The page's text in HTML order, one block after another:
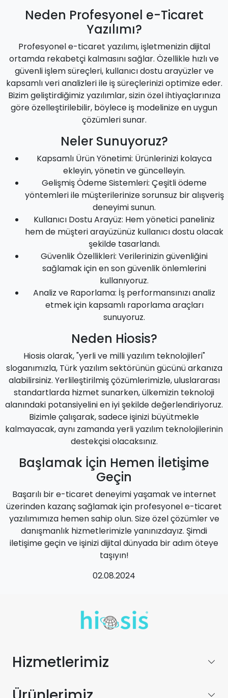
Neden Profesyonel e-Ticaret
Yazılımı?
Profesyonel e-ticaret yazılımı, işletmenizin dijital
ortamda rekabetçi kalmasını sağlar. Özellikle hızlı ve
güvenli işlem süreçleri, kullanıcı dostu arayüzler ve
kapsamlı veri analizleri ile iş süreçlerinizi optimize eder.
Bizim geliştirdiğimiz yazılımlar, sizin özel ihtiyaçlarınıza
göre özelleştirilebilir, böylece iş modelinize en uygun
çözümleri sunar.
Neler Sunuyoruz?
Kapsamlı Ürün Yönetimi: Ürünlerinizi kolayca
ekleyin, yönetin ve güncelleyin.
Gelişmiş Ödeme Sistemleri: Çeşitli ödeme
yöntemleri ile müşterilerinize sorunsuz bir alışveriş
deneyimi sunun.
Kullanıcı Dostu Arayüz: Hem yönetici paneliniz
hem de müşteri arayüzünüz kullanıcı dostu olacak
şekilde tasarlandı.
Güvenlik Özellikleri: Verilerinizin güvenliğini
sağlamak için en son güvenlik önlemlerini
kullanıyoruz.
Analiz ve Raporlama: İş performansınızı analiz
etmek için kapsamlı raporlama araçları
sunuyoruz.
Neden Hiosis?
Hiosis olarak, "yerli ve milli yazılım teknolojileri"
sloganımızla, Türk yazılım sektörünün gücünü arkanıza
alabilirsiniz. Yerlileştirilmiş çözümlerimizle, uluslararası
standartlarda hizmet sunarken, ülkemizin teknoloji
alanındaki potansiyelini en iyi şekilde değerlendiriyoruz.
Bizimle çalışarak, sadece işinizi büyütmekle
kalmayacak, aynı zamanda yerli yazılım teknolojilerinin
destekçisi olacaksınız.
Başlamak İçin Hemen İletişime
Geçin
Başarılı bir e-ticaret deneyimi yaşamak ve internet
üzerinden kazanç sağlamak için profesyonel e-ticaret
yazılımımıza hemen sahip olun. Size özel çözümler ve
danışmanlık hizmetlerimizle yanınızdayız. Şimdi
iletişime geçin ve işinizi dijital dünyada bir adım öteye
taşıyın!
02.08.2024
Hizmetlerimiz